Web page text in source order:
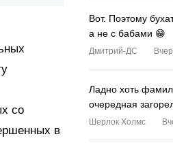
со
в
Вот. Поэтому
а не с бабами 😁
Дмитрий-ДС
Ладно хоть
очередная
Шерлок Холмс